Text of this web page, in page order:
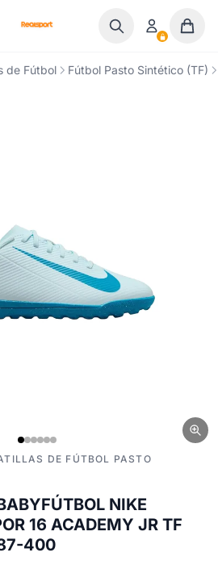
de Fútbol Fútbol Pasto Sintético (TF)
DE FÚTBOL PASTO
NIKE
16 ACADEMY JR TF
400